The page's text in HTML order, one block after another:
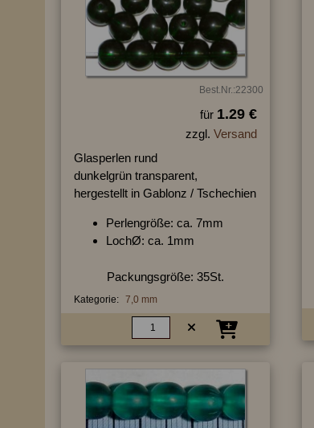
Best.Nr.:22300
für 1.29 €
zzgl. Versand
Glasperlen rund
dunkelgrün transparent,
hergestellt in Gablonz / Tschechien
Perlengröße: ca. 7mm
LochØ: ca. 1mm
Packungsgröße: 35St.
Kategorie: 7,0 mm